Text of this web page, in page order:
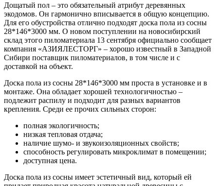
Дощатый пол – это обязательный атрибут деревянных
экодомов. Он гармонично вписывается в общую концепцию.
Для его обустройства отлично подходят доска пола из сосны
28*146*3000 мм. О новом поступлении на новосибирский
склад этого пиломатериала 13 сентября официально сообщает
компания «АЗИЯЛЕСТОРГ» – хорошо известный в Западной
Сибири поставщик пиломатериалов, в том числе и с
доставкой на объект.
Доска пола из сосны 28*146*3000 мм проста в установке и в
монтаже. Она обладает хорошей технологичностью –
подлежит распилу и подходит для разных вариантов
крепления. Среди ее прочих сильных сторон:
полная экологичность;
низкая тепловая отдача;
наличие шумо- и звукоизоляционных свойств;
способность регулировать микроклимат в помещении;
доступная цена.
Доска пола из сосны имеет эстетичный вид, который ей